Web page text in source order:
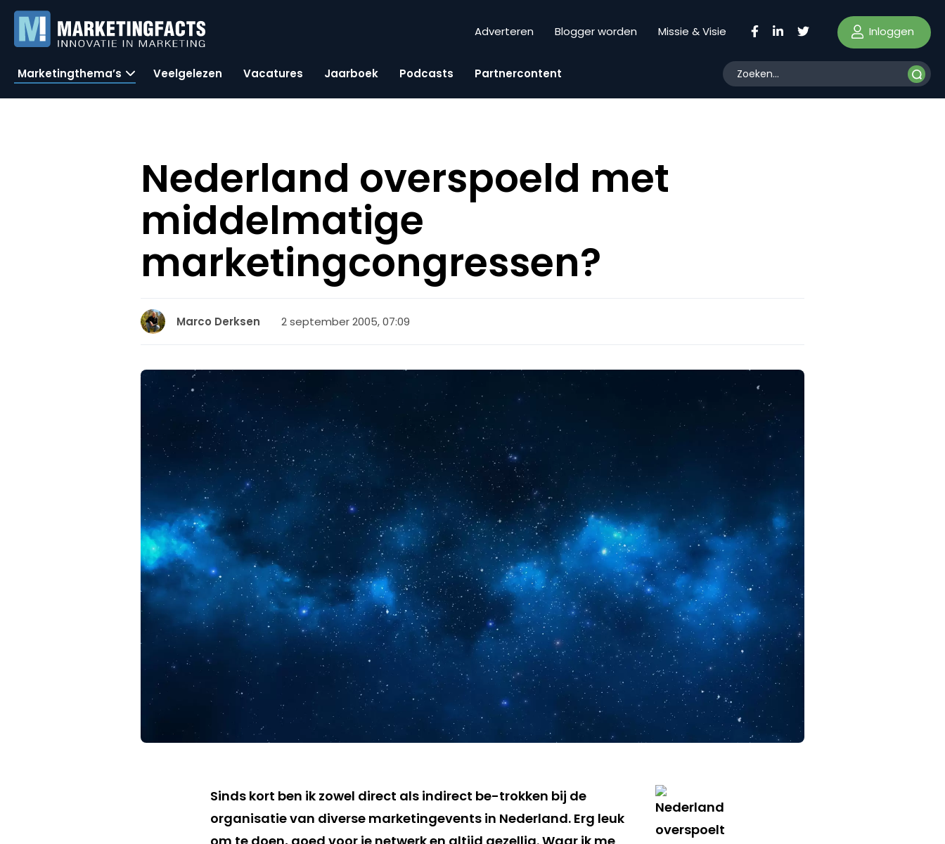
Adverteren Blogger worden Missie & Visie Inloggen
Marketingthema’s Veelgelezen Vacatures Jaarboek Podcasts Partnercontent
Nederland overspoeld met
middelmatige
marketingcongressen?
Marco Derksen 2 september 2005, 07:09
Sinds kort ben ik zowel direct als indirect be-trokken bij de
organisatie van diverse marketingevents in Nederland. Erg leuk